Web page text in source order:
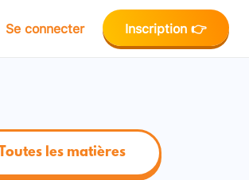
Se connecter Inscription 👉
Toutes les matières